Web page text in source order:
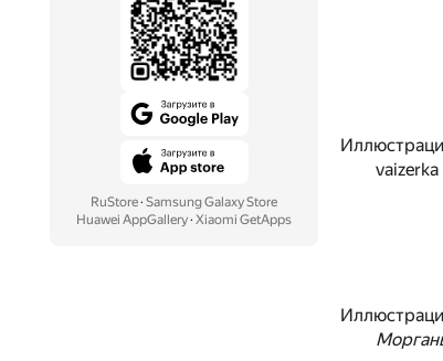
RuStore· Samsung Galaxy Store
Huawei AppGallery· Xiaomi GetApps
vaizerka